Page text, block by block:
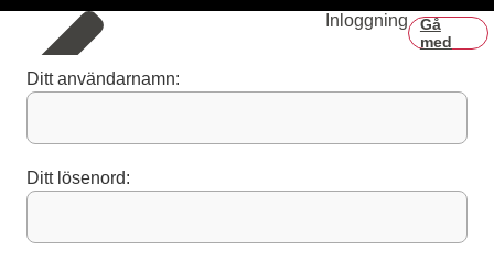
Inloggning
Gå
med
Ditt användarnamn:
Ditt lösenord: